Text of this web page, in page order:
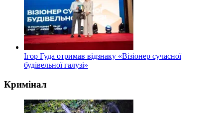
Ігор Гуда отримав відзнаку «Візіонер сучасної
будівельної галузі»
Кримінал